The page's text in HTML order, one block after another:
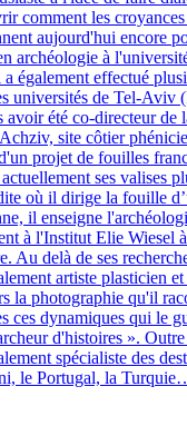
comment les
aujourd'hui encore
archéologie à
également effectué
universités de Tel-Aviv
été co-directeur de
site côtier
projet de fouilles
ses valises
où il dirige la fouille
il enseigne
à l'Institut Elie Wiesel
Au delà de ses
artiste plasticien et
la photographie qu'il
ces dynamiques qui le
d'histoires ».
spécialiste des
le Portugal, la